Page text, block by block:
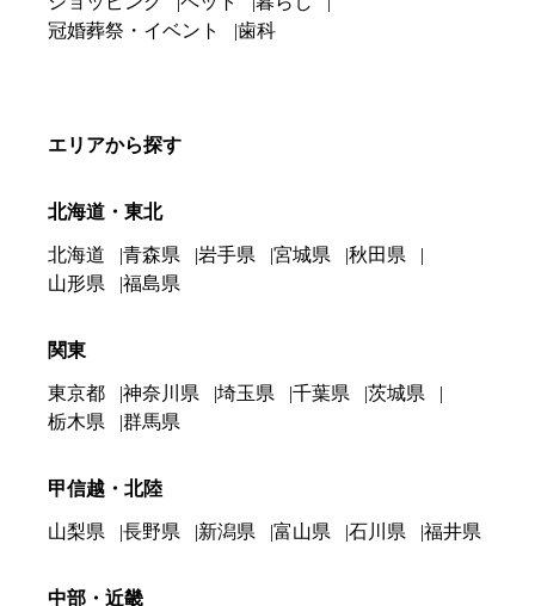
冠婚葬祭・イベント
歯科
エリアから探す
北海道・東北
北海道 青森県 岩手県 宮城県
秋田県
山形県
福島県
関東
東京都 神奈川県 埼玉県 千葉県
茨城県
栃木県
群馬県
甲信越・北陸
山梨県 長野県 新潟県 富山県 石川県 福井県
中部・近畿